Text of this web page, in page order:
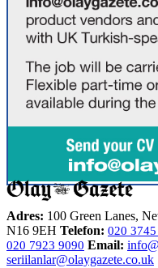
Adres: 100 Green Lanes,
N16 9EH Telefon: 020
020 7923 9090 Email:
seriilanlar@olaygazete.co.uk